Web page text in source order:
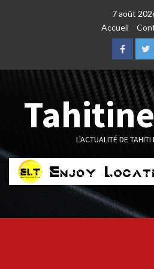
7 août
Accueil
L'ACTUALITÉ DE TAHITI